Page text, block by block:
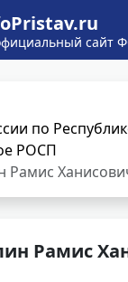
сайт
по
РОСП
Рамис
Рамис